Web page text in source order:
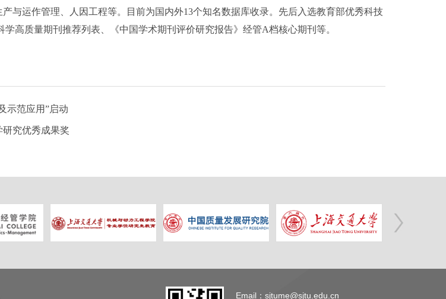
与运作管理、人因工程等。目前为国内外13个知名数据库收录。先后入选教育部优秀科技
高质量期刊推荐列表、《中国学术期刊评价研究报告》经管A档核心期刊等。
示范应用”启动
究优秀成果奖
Email：sjtume@sjtu.edu.cn